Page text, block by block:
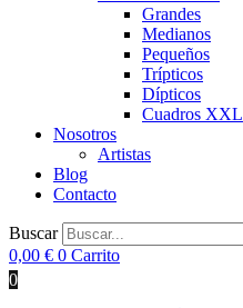
Grandes
Medianos
Pequeños
Trípticos
Dípticos
Cuadros XXL
Nosotros
Artistas
Blog
Contacto
Buscar
0,00 € 0 Carrito
0